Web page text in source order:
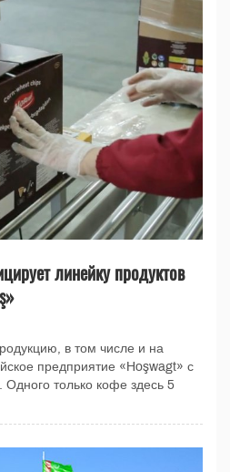
линейку продуктов
в том числе и на
предприятие «Hoşwagt» с
Одного только кофе здесь 5